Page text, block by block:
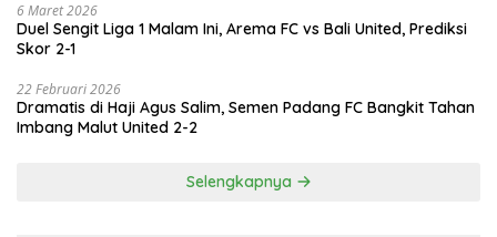
6 Maret 2026
Duel Sengit Liga 1 Malam Ini, Arema FC vs Bali United, Prediksi
Skor 2-1
22 Februari 2026
Dramatis di Haji Agus Salim, Semen Padang FC Bangkit Tahan
Imbang Malut United 2-2
Selengkapnya